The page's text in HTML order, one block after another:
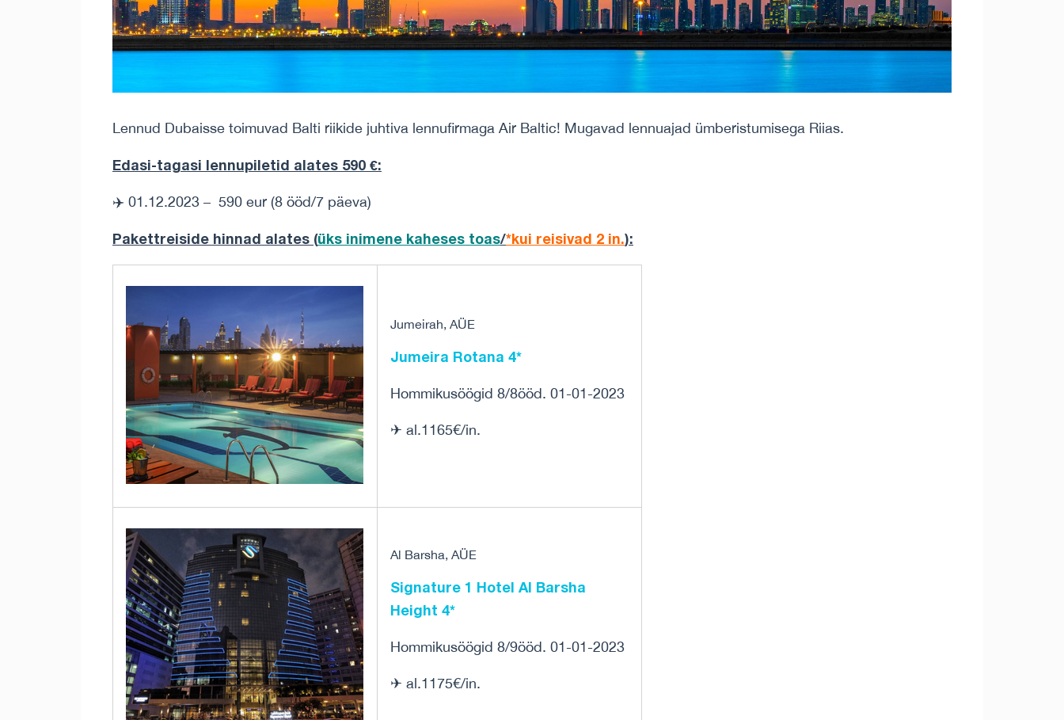
Lennud Dubaisse toimuvad Balti riikide juhtiva lennufirmaga Air Baltic! Mugavad lennuajad ümberistumisega Riias.
Edasi-tagasi lennupiletid alates 590 €:
✈️ 01.12.2023 – 590 eur (8 ööd/7 päeva)
Pakettreiside hinnad alates (üks inimene kaheses toas/*kui reisivad 2 in.):
Jumeirah, AÜE
Jumeira Rotana 4*
Hommikusöögid 8/8ööd. 01-01-2023
✈ al.1165€/in.
Al Barsha, AÜE
Signature 1 Hotel Al Barsha
Height 4*
Hommikusöögid 8/9ööd. 01-01-2023
✈ al.1175€/in.